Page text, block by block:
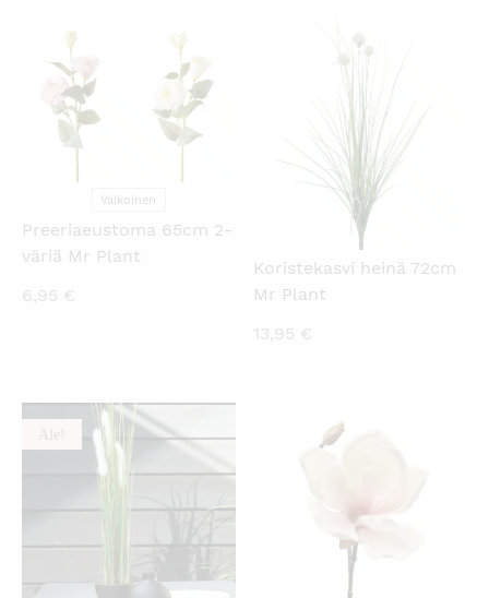
KATSO PIKANÄKYMÄ
Valkoinen
Preeriaeustoma 65cm 2-
väriä Mr Plant
6,95 €
KATSO PIKANÄKYMÄ
Koristekasvi heinä 72cm
Mr Plant
13,95 €
Ale! KATSO PIKANÄKYMÄ KATSO PIKANÄKYMÄ